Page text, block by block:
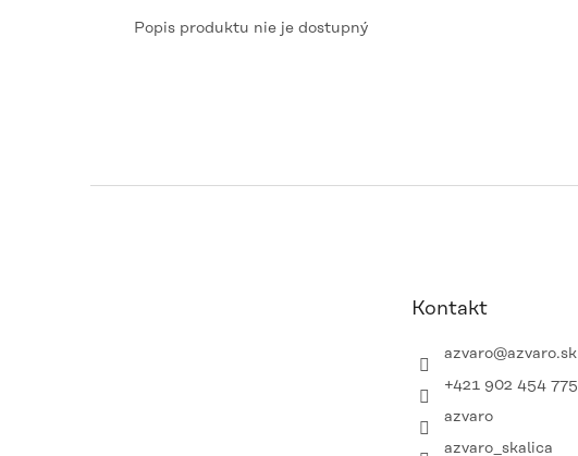
Popis produktu nie je dostupný
Kontakt
azvaro@azvaro.sk
+421 902 454 775
azvaro
azvaro_skalica